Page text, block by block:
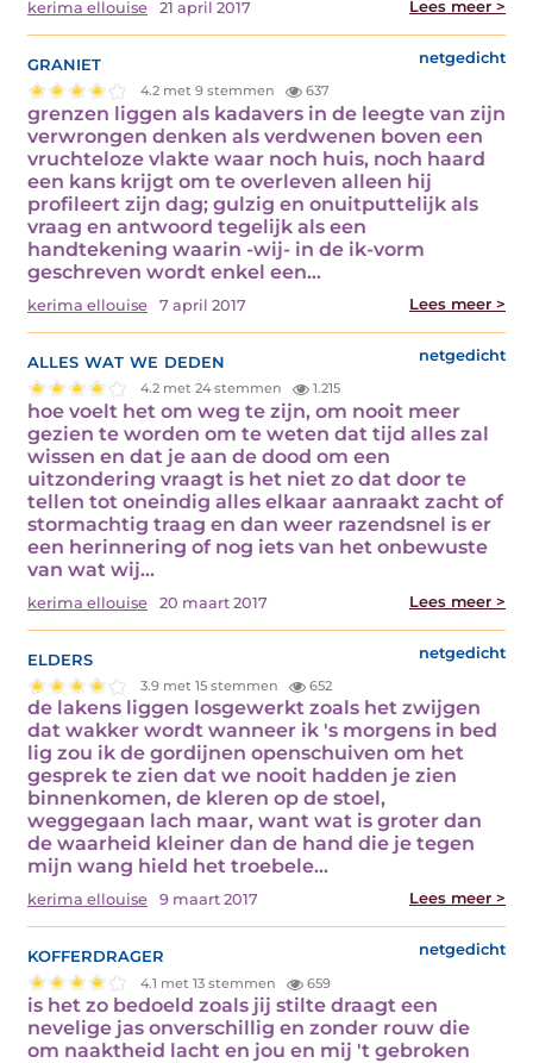
kerima ellouise 21 april 2017 Lees meer >
graniet netgedicht
4.2 met 9 stemmen 637
grenzen liggen als kadavers in de leegte van zijn
verwrongen denken als verdwenen boven een
vruchteloze vlakte waar noch huis, noch haard
een kans krijgt om te overleven alleen hij
profileert zijn dag; gulzig en onuitputtelijk als
vraag en antwoord tegelijk als een
handtekening waarin -wij- in de ik-vorm
geschreven wordt enkel een…
kerima ellouise 7 april 2017 Lees meer >
alles wat we deden netgedicht
4.2 met 24 stemmen 1.215
hoe voelt het om weg te zijn, om nooit meer
gezien te worden om te weten dat tijd alles zal
wissen en dat je aan de dood om een
uitzondering vraagt is het niet zo dat door te
tellen tot oneindig alles elkaar aanraakt zacht of
stormachtig traag en dan weer razendsnel is er
een herinnering of nog iets van het onbewuste
van wat wij…
kerima ellouise 20 maart 2017 Lees meer >
elders netgedicht
3.9 met 15 stemmen 652
de lakens liggen losgewerkt zoals het zwijgen
dat wakker wordt wanneer ik 's morgens in bed
lig zou ik de gordijnen openschuiven om het
gesprek te zien dat we nooit hadden je zien
binnenkomen, de kleren op de stoel,
weggegaan lach maar, want wat is groter dan
de waarheid kleiner dan de hand die je tegen
mijn wang hield het troebele…
kerima ellouise 9 maart 2017 Lees meer >
kofferdrager netgedicht
4.1 met 13 stemmen 659
is het zo bedoeld zoals jij stilte draagt een
nevelige jas onverschillig en zonder rouw die
om naaktheid lacht en jou en mij 't gebroken